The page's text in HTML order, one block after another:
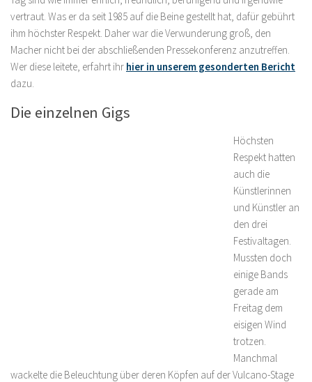
vertraut. Was er da seit 1985 auf die Beine gestellt hat, dafür gebührt
ihm höchster Respekt. Daher war die Verwunderung groß, den
Macher nicht bei der abschließenden Pressekonferenz anzutreffen.
Wer diese leitete, erfahrt ihr hier in unserem gesonderten Bericht
dazu.
Die einzelnen Gigs
Höchsten
Respekt hatten
auch die
Künstlerinnen
und Künstler an
den drei
Festivaltagen.
Mussten doch
einige Bands
gerade am
Freitag dem
eisigen Wind
trotzen.
Manchmal
wackelte die Beleuchtung über deren Köpfen auf der Vulcano-Stage